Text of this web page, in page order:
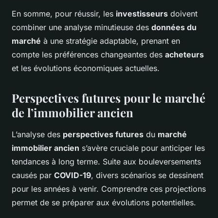
En somme, pour réussir, les investisseurs doivent
combiner une analyse minutieuse des données du
marché à une stratégie adaptable, prenant en
compte les préférences changeantes des acheteurs
et les évolutions économiques actuelles.
Perspectives futures pour le marché
de l’immobilier ancien
L’analyse des perspectives futures du marché
immobilier ancien s’avère cruciale pour anticiper les
tendances à long terme. Suite aux bouleversements
causés par COVID-19, divers scénarios se dessinent
pour les années à venir. Comprendre ces projections
permet de se préparer aux évolutions potentielles.